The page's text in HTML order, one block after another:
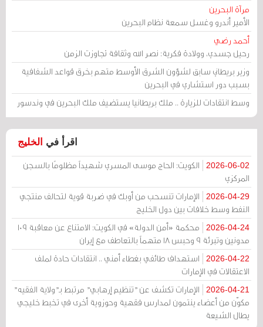
مرآة البحرين
الأمير أندرو وغسل سمعة نظام البحرين
أحمد رضي
رحيل جسدي، وولادة فكرية: نصر الله وثقافة تجاوزت الزمن
وزير بريطاني سابق لشؤون الشرق الأوسط متهم بخرق قواعد الشفافية
بسبب دور استشاري في البحرين
وسط انتقادات للزيارة .. ملك بريطانيا يستضيف ملك البحرين في وندسور
اقرأ في الخليج
2026-06-02
الكويت: الحاج موسى المسري شهيداً مظلومًا بالسجن
المركزي
2026-04-29
الإمارات تنسحب من أوبك في ضربة قوية لتحالف منتجي
النفط وسط خلافات بين دول الخليج
2026-04-24
محكمة «أمن الدولة» في الكويت: الامتناع عن معاقبة 109
مدونين وتبرئة 9 وحبس 18 متهماً بالتعاطف مع إيران
2026-04-22
استهداف طائفي بغطاء أمني .. انتقادات حادة لملف
الاعتقالات في الإمارات
2026-04-21
الإمارات تكشف عن "تنظيم إرهابي" مرتبط بـ"ولاية الفقيه"
مكوّن من أعضاء ينتمون لمدارس فقهية وحوزوية أخرى في تخبط خليجي
يطال الشيعة